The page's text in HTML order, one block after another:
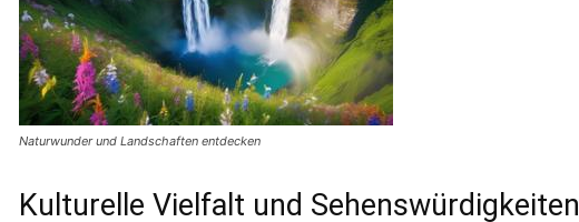
Naturwunder und Landschaften entdecken
Kulturelle Vielfalt und Sehenswürdigkeiten